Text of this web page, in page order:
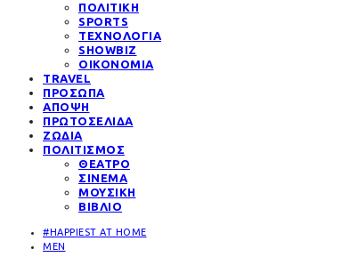
ΠΟΛΙΤΙΚΗ
SPORTS
ΤΕΧΝΟΛΟΓΙΑ
SHOWBIZ
ΟΙΚΟΝΟΜΙΑ
TRAVEL
ΠΡΟΣΩΠΑ
ΑΠΟΨΗ
ΠΡΩΤΟΣΕΛΙΔΑ
ΖΩΔΙΑ
ΠΟΛΙΤΙΣΜΟΣ
ΘΕΑΤΡΟ
ΣΙΝΕΜΑ
ΜΟΥΣΙΚΗ
ΒΙΒΛΙΟ
#HAPPIEST AT HOME
MEN